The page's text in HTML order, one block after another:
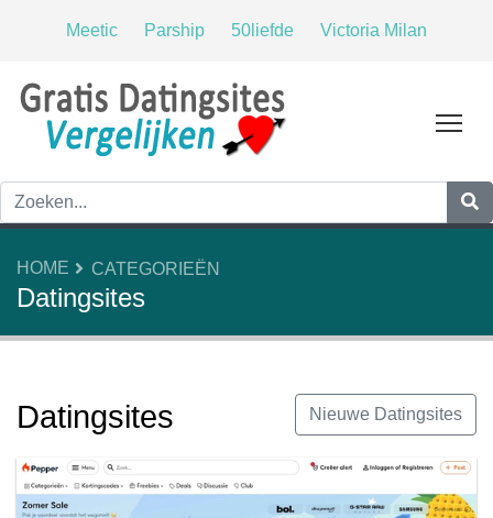
Meetic Parship 50liefde Victoria Milan
HOME CATEGORIEËN
Datingsites
Nieuwe Datingsites
Datingsites